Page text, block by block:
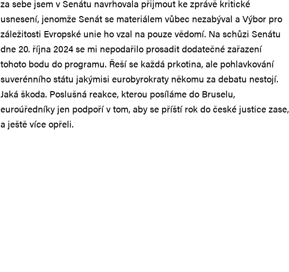
za sebe jsem v Senátu navrhovala přijmout ke zprávě kritické
usnesení, jenomže Senát se materiálem vůbec nezabýval a Výbor pro
záležitosti Evropské unie ho vzal na pouze vědomí. Na schůzi Senátu
dne 20. října 2024 se mi nepodařilo prosadit dodatečné zařazení
tohoto bodu do programu. Řeší se každá prkotina, ale pohlavkování
suverénního státu jakýmisi eurobyrokraty někomu za debatu nestojí.
Jaká škoda. Poslušná reakce, kterou posíláme do Bruselu,
euroúředníky jen podpoří v tom, aby se příští rok do české justice zase,
a ještě více opřeli.